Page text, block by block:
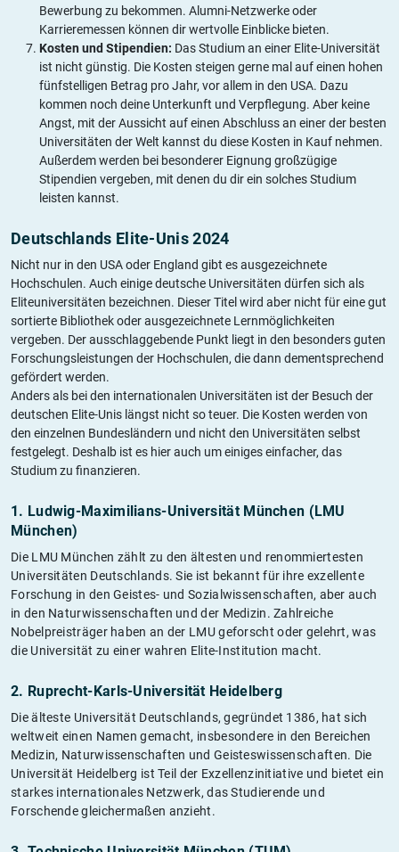
Bewerbung zu bekommen. Alumni-Netzwerke oder
Karrieremessen können dir wertvolle Einblicke bieten.
Kosten und Stipendien: Das Studium an einer Elite-Universität
ist nicht günstig. Die Kosten steigen gerne mal auf einen hohen
fünfstelligen Betrag pro Jahr, vor allem in den USA. Dazu
kommen noch deine Unterkunft und Verpflegung. Aber keine
Angst, mit der Aussicht auf einen Abschluss an einer der besten
Universitäten der Welt kannst du diese Kosten in Kauf nehmen.
Außerdem werden bei besonderer Eignung großzügige
Stipendien vergeben, mit denen du dir ein solches Studium
leisten kannst.
Deutschlands Elite-Unis 2024
Nicht nur in den USA oder England gibt es ausgezeichnete
Hochschulen. Auch einige deutsche Universitäten dürfen sich als
Eliteuniversitäten bezeichnen. Dieser Titel wird aber nicht für eine gut
sortierte Bibliothek oder ausgezeichnete Lernmöglichkeiten
vergeben. Der ausschlaggebende Punkt liegt in den besonders guten
Forschungsleistungen der Hochschulen, die dann dementsprechend
gefördert werden.
Anders als bei den internationalen Universitäten ist der Besuch der
deutschen Elite-Unis längst nicht so teuer. Die Kosten werden von
den einzelnen Bundesländern und nicht den Universitäten selbst
festgelegt. Deshalb ist es hier auch um einiges einfacher, das
Studium zu finanzieren.
1. Ludwig-Maximilians-Universität München (LMU
München)
Die LMU München zählt zu den ältesten und renommiertesten
Universitäten Deutschlands. Sie ist bekannt für ihre exzellente
Forschung in den Geistes- und Sozialwissenschaften, aber auch
in den Naturwissenschaften und der Medizin. Zahlreiche
Nobelpreisträger haben an der LMU geforscht oder gelehrt, was
die Universität zu einer wahren Elite-Institution macht.
2. Ruprecht-Karls-Universität Heidelberg
Die älteste Universität Deutschlands, gegründet 1386, hat sich
weltweit einen Namen gemacht, insbesondere in den Bereichen
Medizin, Naturwissenschaften und Geisteswissenschaften. Die
Universität Heidelberg ist Teil der Exzellenzinitiative und bietet ein
starkes internationales Netzwerk, das Studierende und
Forschende gleichermaßen anzieht.